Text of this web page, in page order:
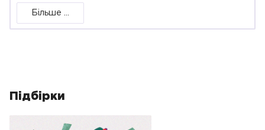
Більше ...
Підбірки